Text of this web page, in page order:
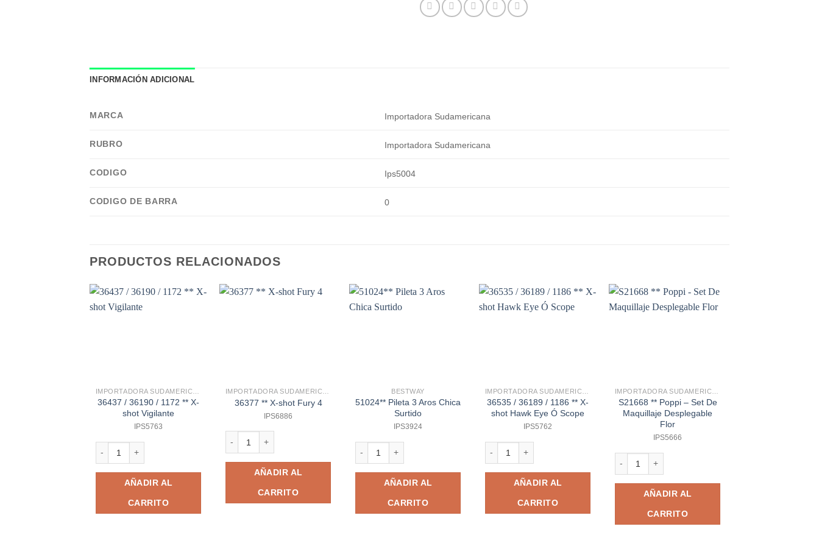
INFORMACIÓN ADICIONAL
MARCA Importadora Sudamericana
RUBRO Importadora Sudamericana
CODIGO Ips5004
CODIGO DE BARRA 0
PRODUCTOS RELACIONADOS
36437 / 36190 / 1172 ** X-
shot Vigilante
IPS5763
36437 / 36190 / 1172 ** X-shot Vigilante cantidad
AÑADIR AL
CARRITO
36377 ** X-shot Fury 4
IPS6886
AÑADIR AL
CARRITO
BESTWAY
51024** Pileta 3 Aros Chica
Surtido
IPS3924
AÑADIR AL
CARRITO
36535 / 36189 / 1186 ** X-
shot Hawk Eye Ó Scope
IPS5762
AÑADIR AL
CARRITO
S21668 ** Poppi – Set De
Maquillaje Desplegable
Flor
IPS5666
AÑADIR AL
CARRITO